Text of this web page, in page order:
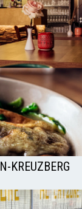
KREUZBERG